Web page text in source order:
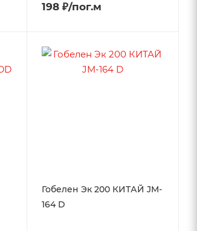
198 ₽/пог.м
Гобелен Эк 200 КИТАЙ JM-
164 D